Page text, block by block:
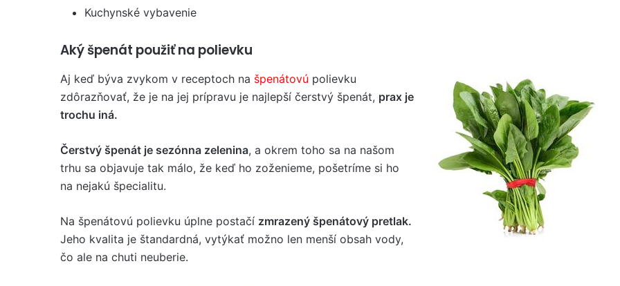
Kuchynské vybavenie
Aký špenát použiť na polievku
Aj keď býva zvykom v receptoch na špenátovú polievku
zdôrazňovať, že je na jej prípravu je najlepší čerstvý špenát, prax je
trochu iná.
Čerstvý špenát je sezónna zelenina, a okrem toho sa na našom
trhu sa objavuje tak málo, že keď ho zoženieme, pošetríme si ho
na nejakú špecialitu.
Na špenátovú polievku úplne postačí zmrazený špenátový pretlak.
Jeho kvalita je štandardná, vytýkať možno len menší obsah vody,
čo ale na chuti neuberie.